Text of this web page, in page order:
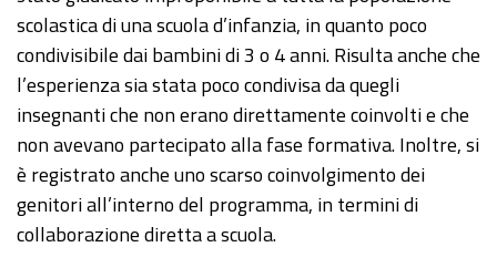
scolastica di una scuola d’infanzia, in quanto poco
condivisibile dai bambini di 3 o 4 anni. Risulta anche che
l’esperienza sia stata poco condivisa da quegli
insegnanti che non erano direttamente coinvolti e che
non avevano partecipato alla fase formativa. Inoltre, si
è registrato anche uno scarso coinvolgimento dei
genitori all’interno del programma, in termini di
collaborazione diretta a scuola.